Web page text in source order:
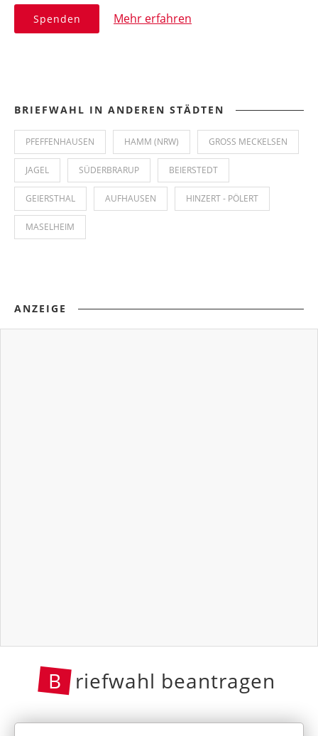
Spenden Mehr erfahren
BRIEFWAHL IN ANDEREN STÄDTEN
PFEFFENHAUSEN HAMM (NRW) GROSS MECKELSEN
JAGEL SÜDERBRARUP BEIERSTEDT
GEIERSTHAL AUFHAUSEN HINZERT - PÖLERT
MASELHEIM
ANZEIGE
B riefwahl beantragen